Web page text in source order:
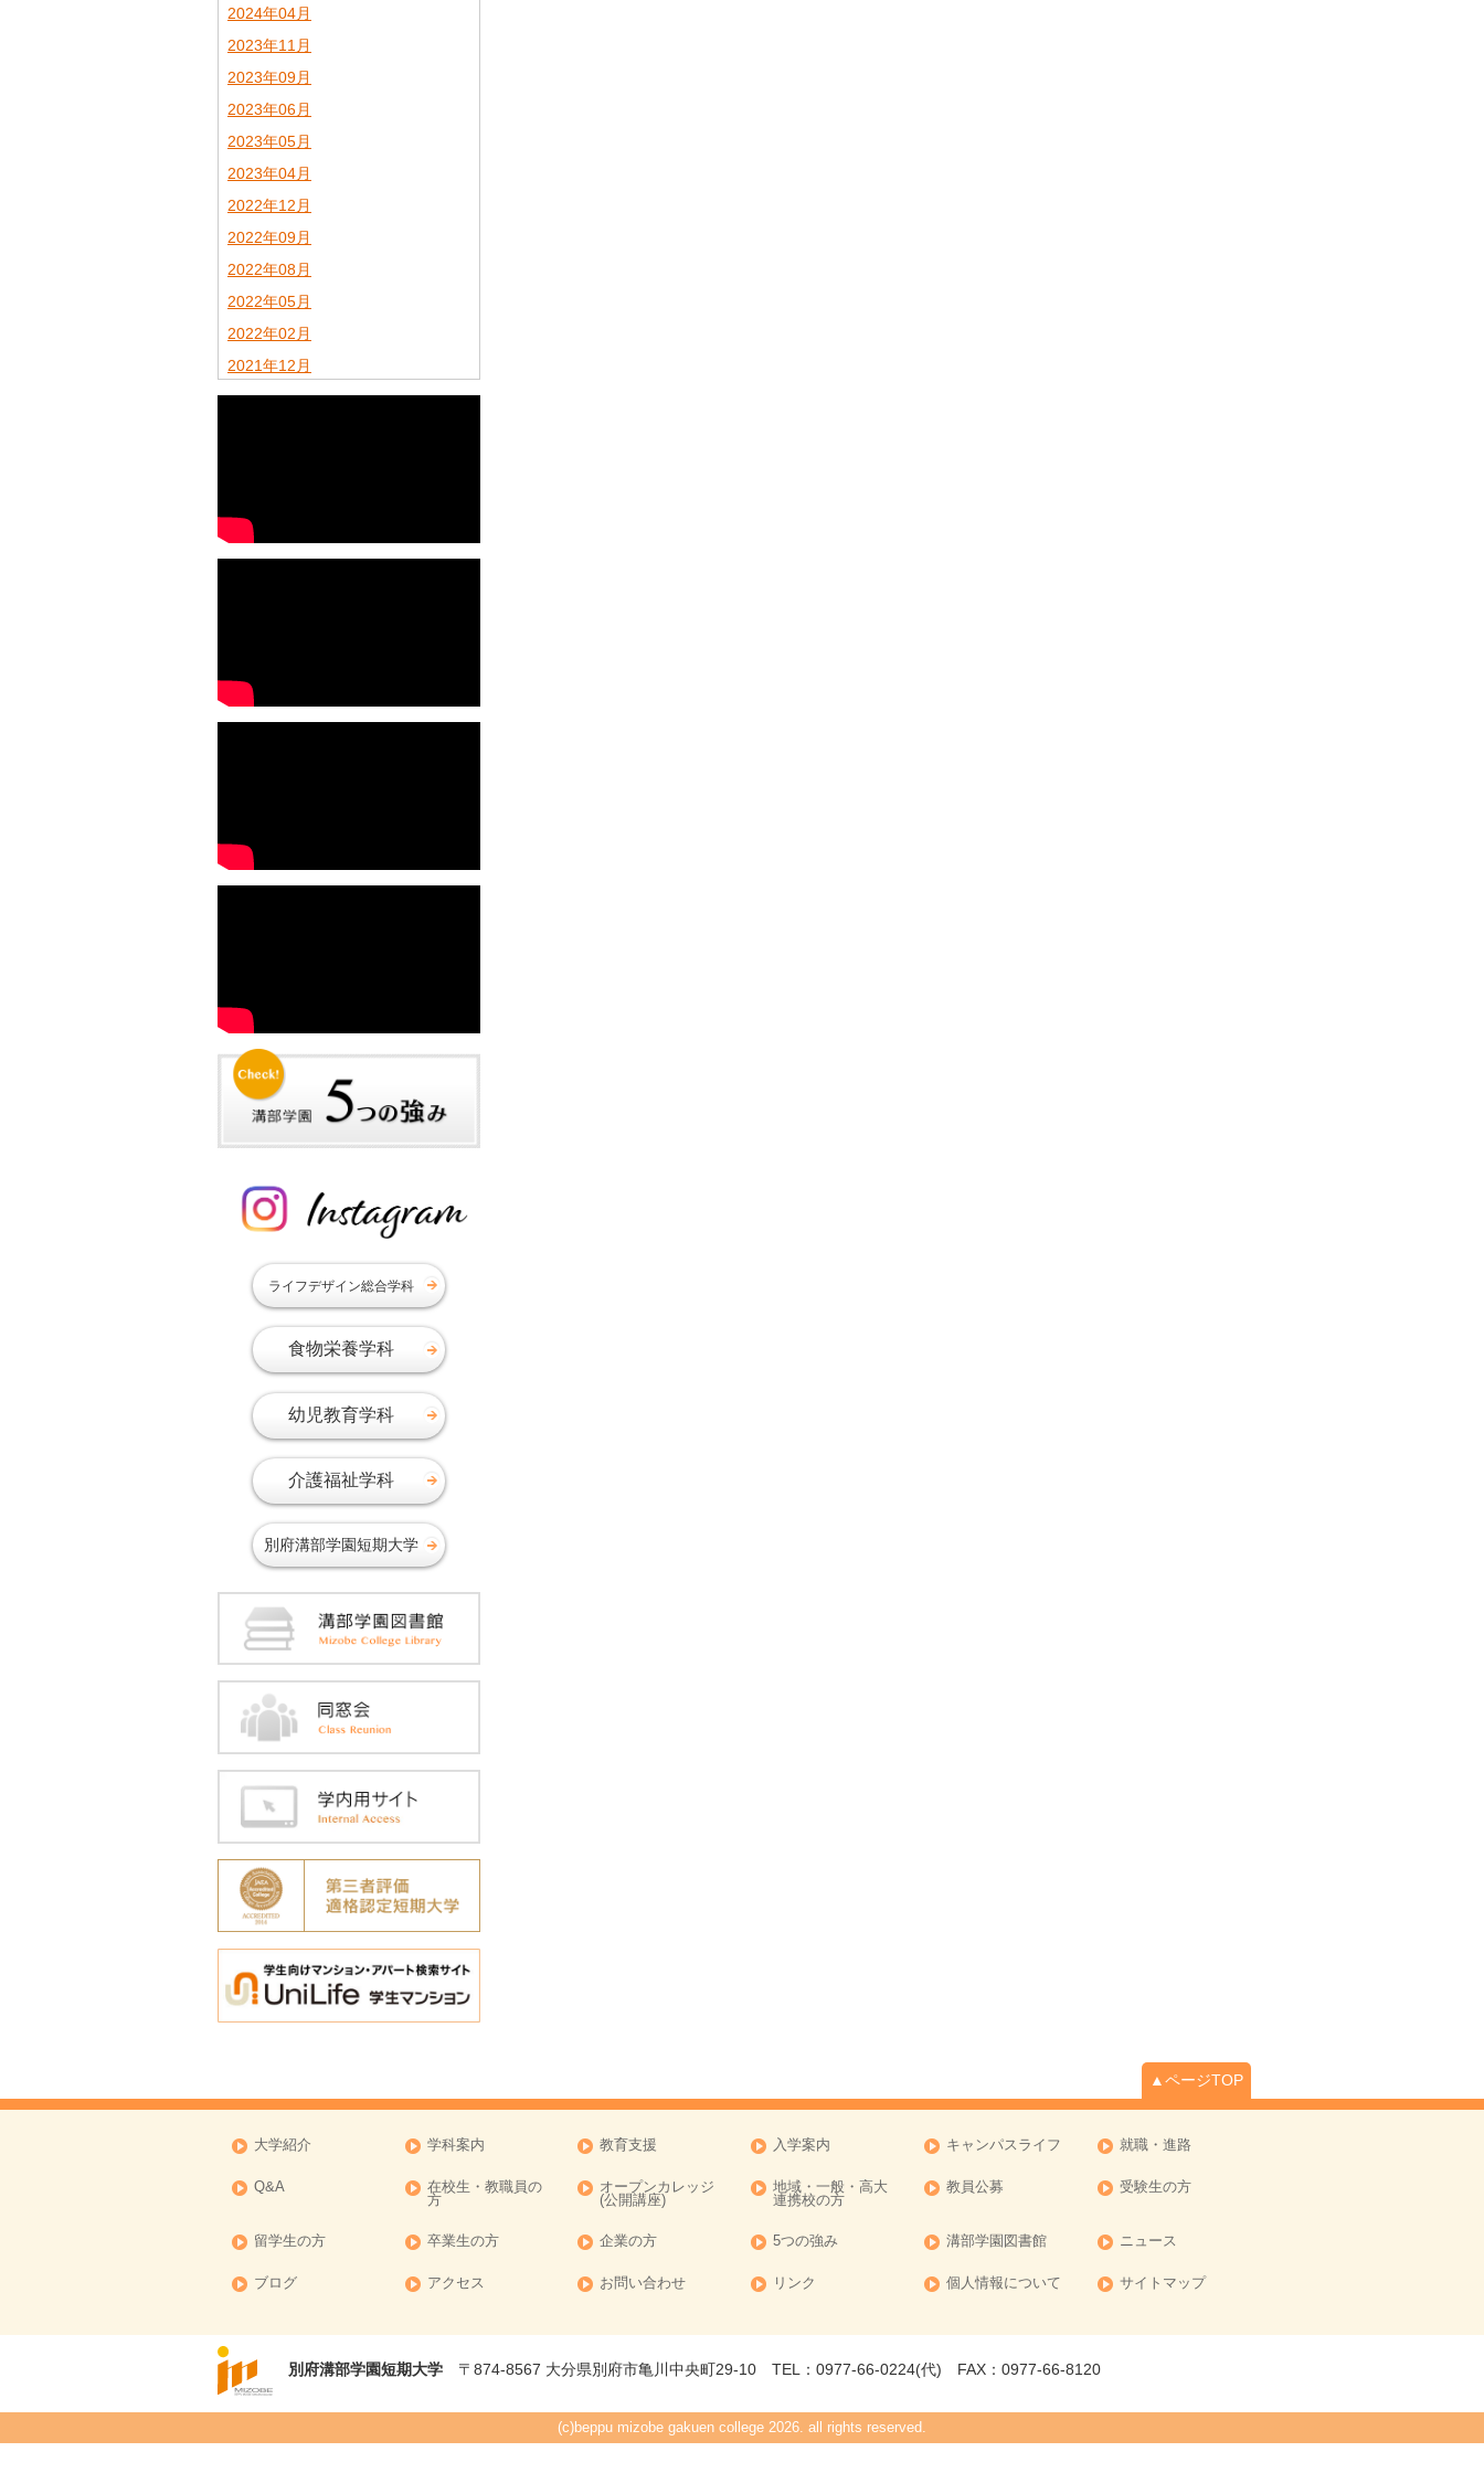
2024年04月
2023年11月
2023年09月
2023年06月
2023年05月
2023年04月
2022年12月
2022年09月
2022年08月
2022年05月
2022年02月
2021年12月
2021年11月
2021年06月
2021年02月
2020年09月
2020年08月
2020年02月
2019年09月
2019年08月
2019年07月
2019年06月
2019年02月
2019年01月
2018年12月
2018年11月
2018年10月
2018年09月
2018年08月
2018年07月
2018年06月
2018年05月
2018年04月
2018年03月
2018年01月
2017年12月
2017年11月
2017年10月
2017年09月
2017年06月
2017年05月
2017年04月
2017年02月
2016年12月
2016年11月
2016年10月
2016年09月
2016年06月
2016年04月
2016年03月
2016年01月
2015年11月
ライフデザイン総合学科
食物栄養学科
幼児教育学科
介護福祉学科
別府溝部学園短期大学
▲ページTOP
大学紹介 学科案内 教育支援 入学案内 キャンパスライフ 就職・進路
Q&A
在校生・教職員の
方
オープンカレッジ
(公開講座)
地域・一般・高大
連携校の方
教員公募 受験生の方
留学生の方 卒業生の方 企業の方 5つの強み 溝部学園図書館 ニュース
ブログ アクセス お問い合わせ リンク 個人情報について サイトマップ
別府溝部学園短期大学 〒874-8567 大分県別府市亀川中央町29-10 TEL：0977-66-0224(代) FAX：0977-66-8120
(c)beppu mizobe gakuen college 2026. all rights reserved.